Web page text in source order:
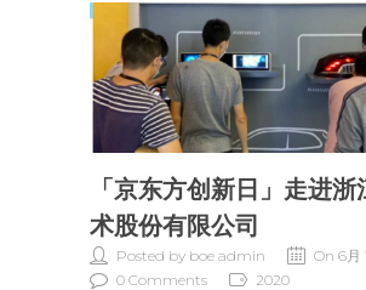
「京东方创新日」走进
术股份有限公司
Posted by boe admin
On 6月
0 Comments
2020